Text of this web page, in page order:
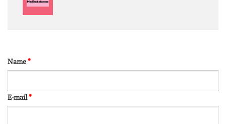
Name*
E-mail*